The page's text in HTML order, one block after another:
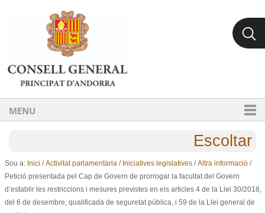
Ves al contingut.
Salta a la navegació
MENU
Escoltar
Sou a: Inici /Activitat parlamentària / Iniciatives legislatives /Altra informació /
Petició presentada pel Cap de Govern de prorrogar la facultat del Govern
d’establir les restriccions i mesures previstes en els articles 4 de la Llei 30/2018,
del 6 de desembre, qualificada de seguretat pública, i 59 de la Llei general de